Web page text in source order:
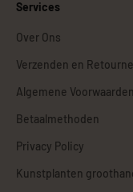
Services
Over Ons
Verzenden en
Algemene Voorwaarden
Betaalmethoden
Privacy Policy
Kunstplanten